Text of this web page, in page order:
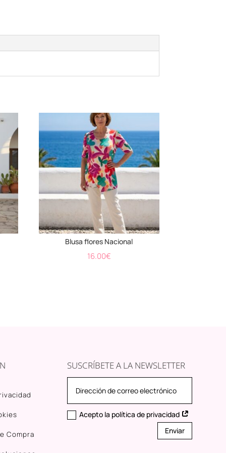
Blusa flores Nacional
16.00€
Compra
SUSCRÍBETE A LA NEWSLETTER
Acepto la política de privacidad
Enviar